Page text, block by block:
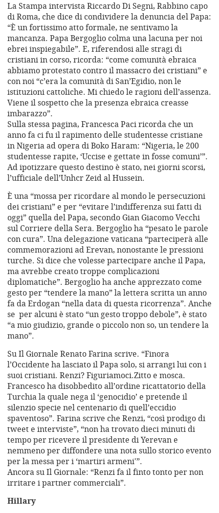
La Stampa intervista Riccardo Di Segni, Rabbino capo
di Roma, che dice di condividere la denuncia del Papa:
“È un fortissimo atto formale, ne sentivamo la
mancanza. Papa Bergoglio colma una lacuna per noi
ebrei inspiegabile”. E, riferendosi alle stragi di
cristiani in corso, ricorda: “come comunità ebraica
abbiamo protestato contro il massacro dei cristiani” e
con noi “c’era la comunità di San’Egidio, non le
istituzioni cattoliche. Mi chiedo le ragioni dell’assenza.
Viene il sospetto che la presenza ebraica creasse
imbarazzo”.
Sulla stessa pagina, Francesca Paci ricorda che un
anno fa ci fu il rapimento delle studentesse cristiane
in Nigeria ad opera di Boko Haram: “Nigeria, le 200
studentesse rapite, ‘Uccise e gettate in fosse comuni’”.
Ad ipotizzare questo destino è stato, nei giorni scorsi,
l’ufficiale dell’Unhcr Zeid al Hussein.
È una “mossa per ricordare al mondo le persecuzioni
dei cristiani” e per “evitare l’indifferenza sui fatti di
oggi” quella del Papa, secondo Gian Giacomo Vecchi
sul Corriere della Sera. Bergoglio ha “pesato le parole
con cura”. Una delegazione vaticana “parteciperà alle
commemorazioni ad Erevan, nonostante le pressioni
turche. Si dice che volesse partecipare anche il Papa,
ma avrebbe creato troppe complicazioni
diplomatiche”. Bergoglio ha anche apprezzato come
gesto per “tendere la mano” la lettera scritta un anno
fa da Erdogan “nella data di questa ricorrenza”. Anche
se per alcuni è stato “un gesto troppo debole”, è stato
“a mio giudizio, grande o piccolo non so, un tendere la
mano”.
Su Il Giornale Renato Farina scrive. “Finora
l’Occidente ha lasciato il Papa solo, si arrangi lui con i
suoi cristiani. Renzi? Figuriamoci.Zitto e mosca.
Francesco ha disobbedito all’ordine ricattatorio della
Turchia la quale nega il ‘genocidio’ e pretende il
silenzio specie nel centenario di quell’eccidio
spaventoso”. Farina scrive che Renzi, “così prodigo di
tweet e interviste”, “non ha trovato dieci minuti di
tempo per ricevere il presidente di Yerevan e
nemmeno per diffondere una nota sullo storico evento
per la messa per i ‘martiri armeni'”.
Ancora su Il Giornale: “Renzi fa il finto tonto per non
irritare i partner commerciali”.
Hillary